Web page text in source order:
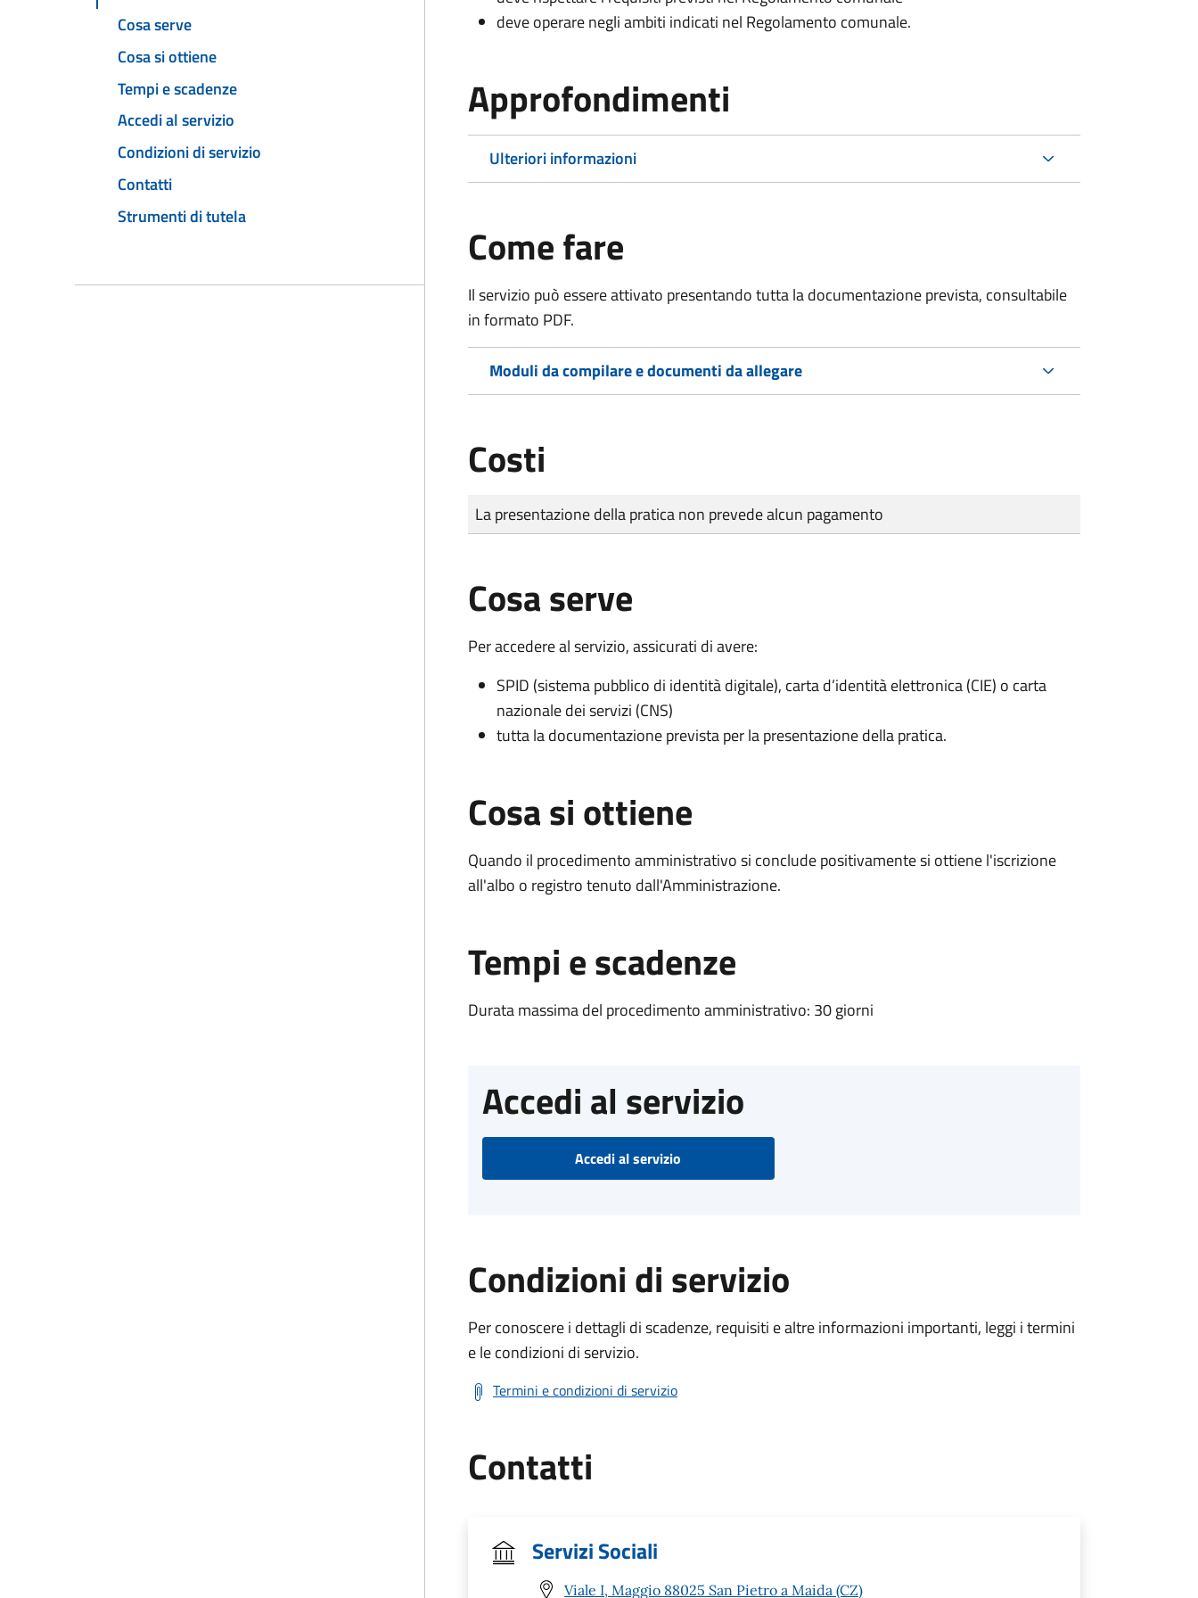
Cosa serve
Cosa si ottiene
Tempi e scadenze
Accedi al servizio
Condizioni di servizio
Contatti
Strumenti di tutela
deve operare negli ambiti indicati nel Regolamento comunale.
Approfondimenti
Ulteriori informazioni
Come fare
Il servizio può essere attivato presentando tutta la documentazione prevista, consultabile
in formato PDF.
Moduli da compilare e documenti da allegare
Costi
Tipo di pagamento
Importo
La presentazione della pratica non prevede alcun pagamento
Cosa serve
Per accedere al servizio, assicurati di avere:
SPID (sistema pubblico di identità digitale), carta d’identità elettronica (CIE) o carta
nazionale dei servizi (CNS)
tutta la documentazione prevista per la presentazione della pratica.
Cosa si ottiene
Quando il procedimento amministrativo si conclude positivamente si ottiene l'iscrizione
all'albo o registro tenuto dall'Amministrazione.
Tempi e scadenze
Durata massima del procedimento amministrativo: 30 giorni
Accedi al servizio
Accedi al servizio
Condizioni di servizio
Per conoscere i dettagli di scadenze, requisiti e altre informazioni importanti, leggi i termini
e le condizioni di servizio.
Termini e condizioni di servizio
Contatti
Servizi Sociali
Viale I, Maggio 88025 San Pietro a Maida (CZ)